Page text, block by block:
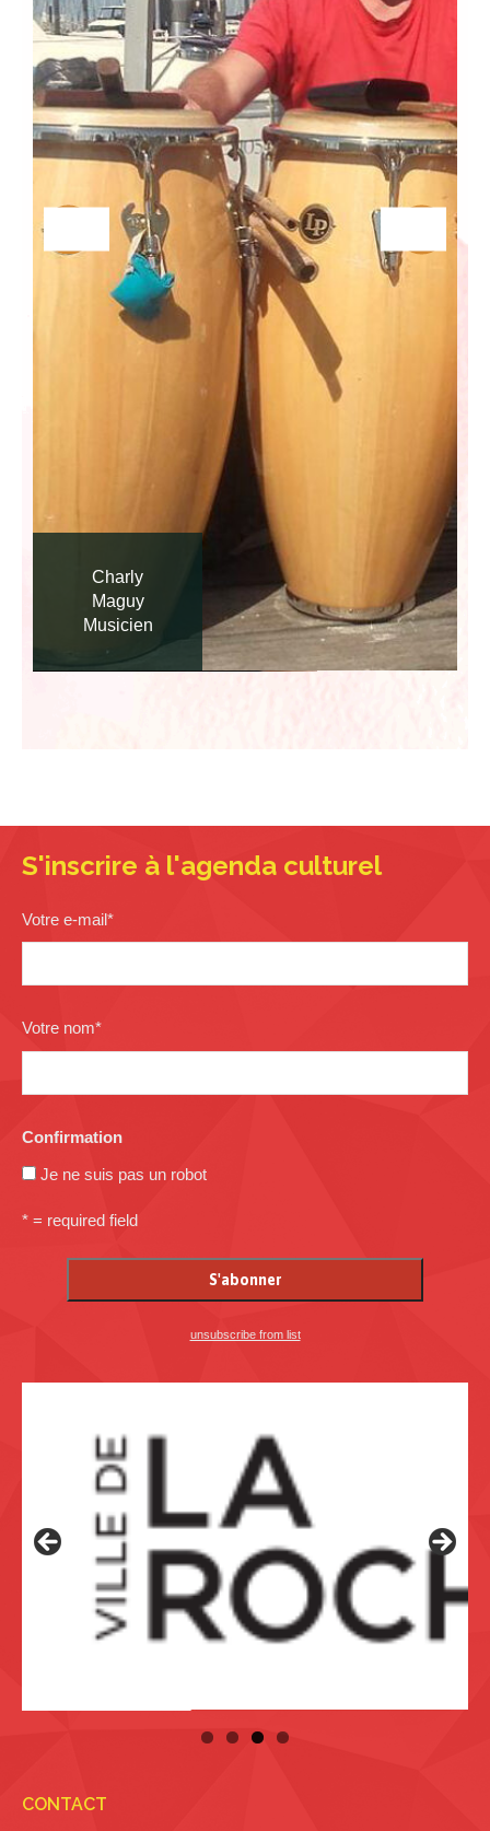
Charly
Maguy
Musicien
S'inscrire à l'agenda culturel
Votre e-mail*
Votre nom*
Confirmation
Je ne suis pas un robot
* = required field
unsubscribe from list
CONTACT